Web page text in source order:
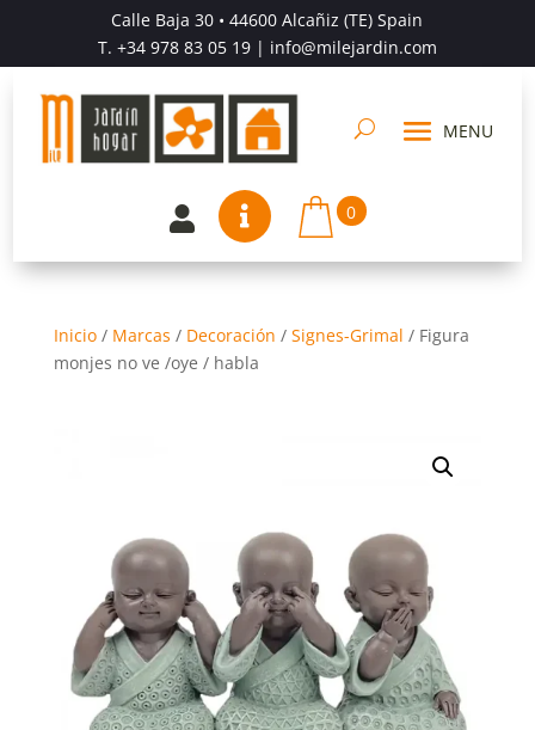
Calle Baja 30 • 44600 Alcañiz (TE) Spain
T. +34 978 83 05 19| info@milejardin.com
  0
Inicio/ Marcas / Decoración / Signes-Grimal / Figura
monjes no ve /oye / habla